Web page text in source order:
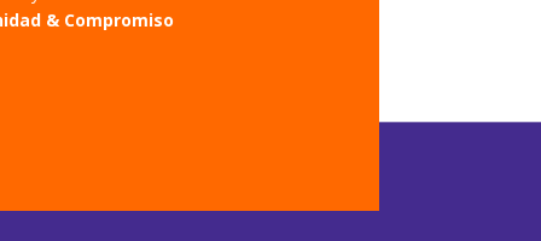
& Compromiso